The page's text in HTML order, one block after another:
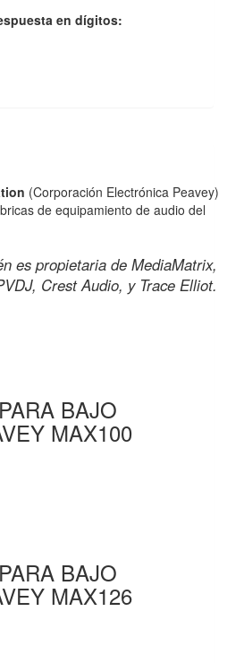
en dígitos:
(Corporación Electrónica Peavey)
de equipamiento de audio del
es propietaria de MediaMatrix,
Crest Audio, y Trace Elliot.
BAJO
MAX100
BAJO
MAX126